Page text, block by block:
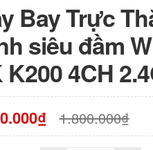
Bay Trực
siêu đầm
K200 4CH
1.800.000₫